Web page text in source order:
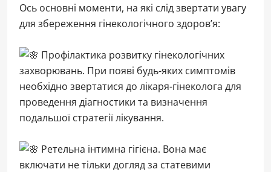
Ось основні моменти, на які слід звертати увагу
для збереження гінекологічного здоров’я:
Профілактика розвитку гінекологічних
захворювань. При появі будь-яких симптомів
необхідно звертатися до лікаря-гінеколога для
проведення діагностики та визначення
подальшої стратегії лікування.
Ретельна інтимна гігієна. Вона має
включати не тільки догляд за статевими